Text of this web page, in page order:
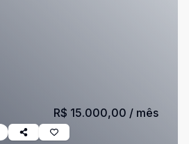
R$ 15.000,00 / mês